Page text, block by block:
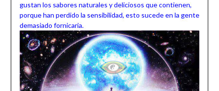
gustan los sabores naturales y deliciosos que contienen,
porque han perdido la sensibilidad, esto sucede en la gente
demasiado fornicaria.